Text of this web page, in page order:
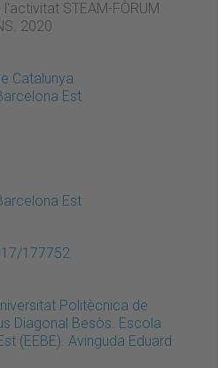
STEAM-FÒRUM
2020
Catalunya
Est
Est
177752
Politècnica de
Diagonal Besòs. Escola
(EEBE). Avinguda Eduard